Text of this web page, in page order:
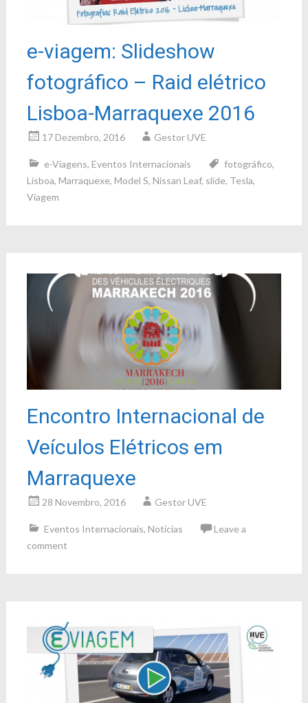
e-viagem: Slideshow
fotográfico – Raid elétrico
Lisboa-Marraquexe 2016
17 Dezembro, 2016 Gestor UVE
e-Viagens, Eventos Internacionais fotográfico,
Lisboa, Marraquexe, Model S, Nissan Leaf, slide, Tesla,
Viagem
Encontro Internacional de
Veículos Elétricos em
Marraquexe
28 Novembro, 2016 Gestor UVE
Eventos Internacionais, Notícias
Leave a
comment